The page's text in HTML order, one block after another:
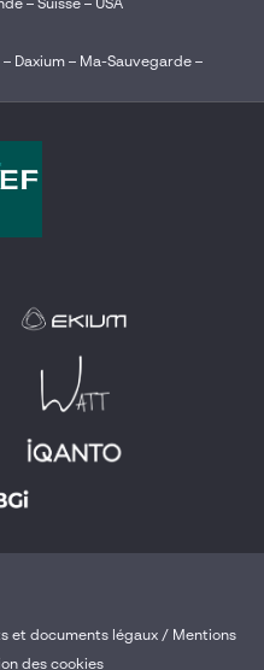
– Suisse– USA
– Daxium – Ma-Sauvegarde –
et documents légaux/ Mentions
des cookies